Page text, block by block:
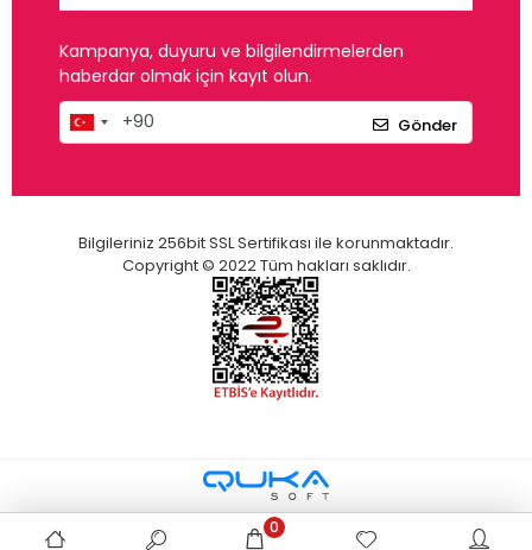
Kampanya, duyuru ve bilgilendirmelerden
haberdar olmak için kayıt olun.
Gönder
Bilgileriniz 256bit SSL Sertifikası ile korunmaktadır.
Copyright © 2022 Tüm hakları saklıdır.
0